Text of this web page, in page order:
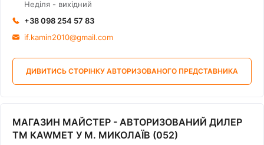
Нeділя - вихідний
+38 098 254 57 83
if.kamin2010@gmail.com
ДИВИТИСЬ СТОРІНКУ АВТОРИЗОВАНОГО ПРЕДСТАВНИКА
МАГАЗИН МАЙСТЕР - АВТОРИЗОВАНИЙ ДИЛЕР
ТМ KAWMET У М. МИКОЛАЇВ (052)